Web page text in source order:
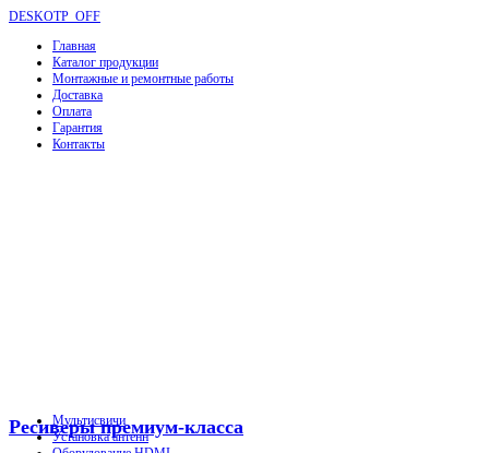
DESKOTP_OFF
Главная
Каталог продукции
Монтажные и ремонтные работы
Доставка
Оплата
Гарантия
Контакты
Ресиверы премиум-класса
Мультисвичи
Установка антенн